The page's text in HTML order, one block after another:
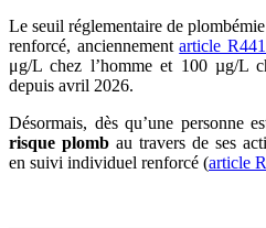
Le seuil réglementaire de
renforcé, anciennementarticle
μg/L chez l’homme et 100 µg/L
depuis avril 2026.
Désormais, dès qu’une personne
risque plomb au travers de ses
en suivi individuel renforcé (article